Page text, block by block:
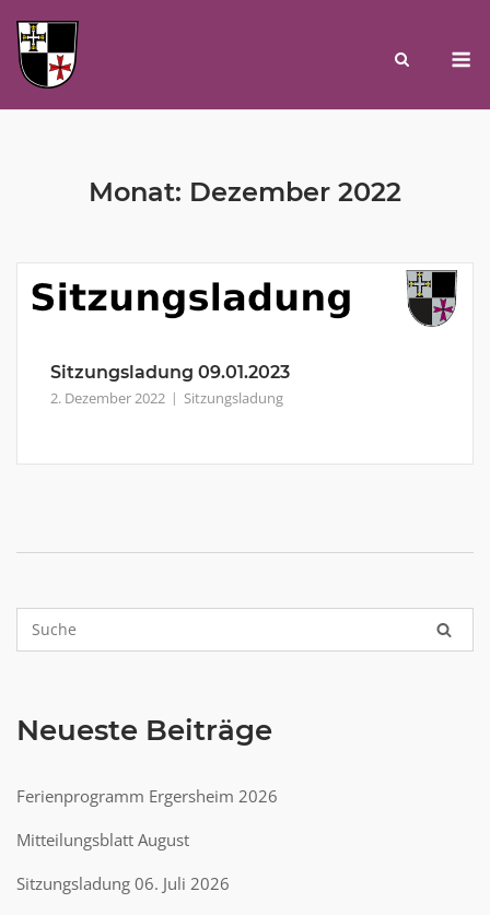
content
Monat: Dezember 2022
Sitzungsladung 09.01.2023
2. Dezember 2022 Sitzungsladung
Neueste Beiträge
Ferienprogramm Ergersheim 2026
Mitteilungsblatt August
Sitzungsladung 06. Juli 2026